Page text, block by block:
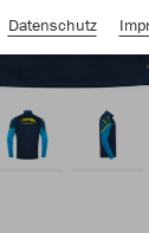
Datenschutz